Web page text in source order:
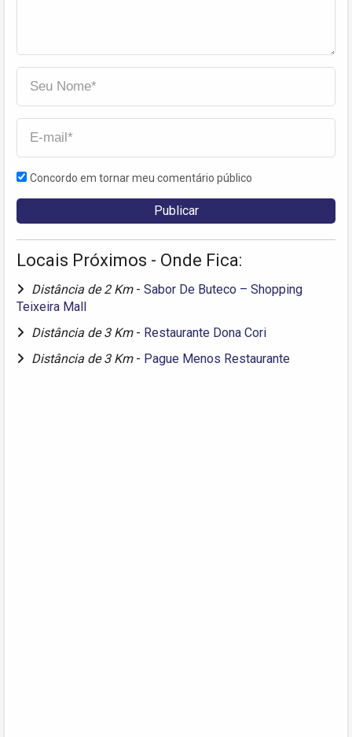
Concordo em tornar meu comentário público
Locais Próximos - Onde Fica:
Distância de 2 Km - Sabor De Buteco – Shopping
Teixeira Mall
Distância de 3 Km - Restaurante Dona Cori
Distância de 3 Km - Pague Menos Restaurante